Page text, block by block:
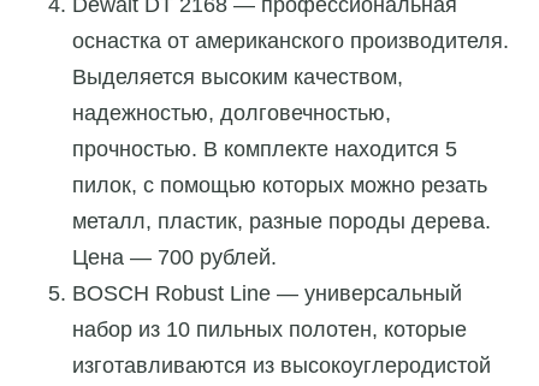
Dewalt DT 2168 — профессиональная
оснастка от американского производителя.
Выделяется высоким качеством,
надежностью, долговечностью,
прочностью. В комплекте находится 5
пилок, с помощью которых можно резать
металл, пластик, разные породы дерева.
Цена — 700 рублей.
BOSCH Robust Line — универсальный
набор из 10 пильных полотен, которые
изготавливаются из высокоуглеродистой